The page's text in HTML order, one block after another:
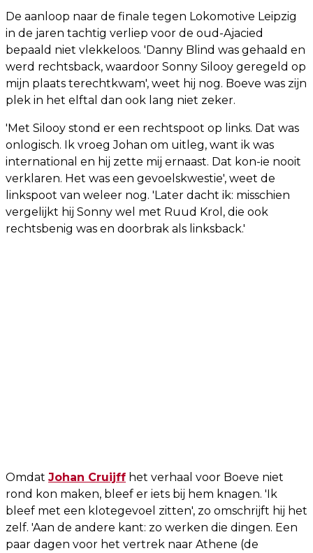
De aanloop naar de finale tegen Lokomotive Leipzig
in de jaren tachtig verliep voor de oud-Ajacied
bepaald niet vlekkeloos. 'Danny Blind was gehaald en
werd rechtsback, waardoor Sonny Silooy geregeld op
mijn plaats terechtkwam', weet hij nog. Boeve was zijn
plek in het elftal dan ook lang niet zeker.
'Met Silooy stond er een rechtspoot op links. Dat was
onlogisch. Ik vroeg Johan om uitleg, want ik was
international en hij zette mij ernaast. Dat kon-ie nooit
verklaren. Het was een gevoelskwestie', weet de
linkspoot van weleer nog. 'Later dacht ik: misschien
vergelijkt hij Sonny wel met Ruud Krol, die ook
rechtsbenig was en doorbrak als linksback.'
Omdat Johan Cruijff het verhaal voor Boeve niet
rond kon maken, bleef er iets bij hem knagen. 'Ik
bleef met een klotegevoel zitten', zo omschrijft hij het
zelf. 'Aan de andere kant: zo werken die dingen. Een
paar dagen voor het vertrek naar Athene (de